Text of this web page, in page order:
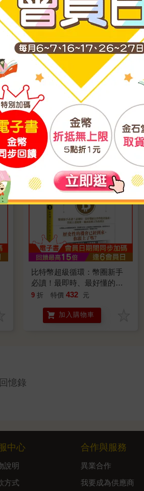
美國根據他的專長，搜尋整理
作者與億萬富豪，參加他們的
。最後，寫成了這本《幣漲無疑
記得第一次拿到書稿，幾乎一
幾乎都在榜上。從主流媒體《
一下，這本書至少獲得13項殊榮
比特幣超級循環：幣圈新手
必讀！最即時、最好懂的比
特幣投資指南，掌握上漲週
【特別收錄：祝福短語簽名
扉頁＋給台灣讀者的話】
9 折 特價 432 元
加入購物車
憶錄
中心
說明
方式
合作與服務
異業合作
我要成為供應商